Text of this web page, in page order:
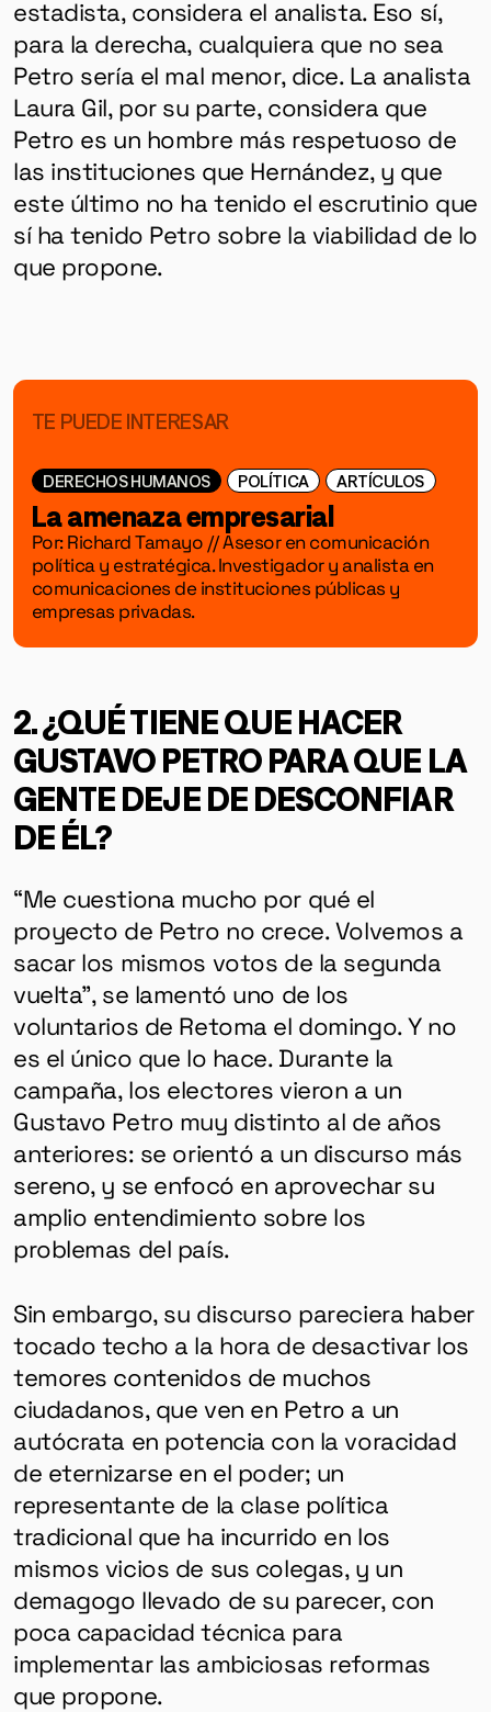
estadista, considera el analista. Eso sí,
para la derecha, cualquiera que no sea
Petro sería el mal menor, dice. La analista
Laura Gil, por su parte, considera que
Petro es un hombre más respetuoso de
las instituciones que Hernández, y que
este último no ha tenido el escrutinio que
sí ha tenido Petro sobre la viabilidad de lo
que propone.
TE PUEDE INTERESAR
DERECHOS HUMANOS POLÍTICA ARTÍCULOS
La amenaza empresarial
Por: Richard Tamayo // Asesor en comunicación
política y estratégica. Investigador y analista en
comunicaciones de instituciones públicas y
empresas privadas.
2. ¿QUÉ TIENE QUE HACER
GUSTAVO PETRO PARA QUE LA
GENTE DEJE DE DESCONFIAR
DE ÉL?
“Me cuestiona mucho por qué el
proyecto de Petro no crece. Volvemos a
sacar los mismos votos de la segunda
vuelta”, se lamentó uno de los
voluntarios de Retoma el domingo. Y no
es el único que lo hace. Durante la
campaña, los electores vieron a un
Gustavo Petro muy distinto al de años
anteriores: se orientó a un discurso más
sereno, y se enfocó en aprovechar su
amplio entendimiento sobre los
problemas del país.
Sin embargo, su discurso pareciera haber
tocado techo a la hora de desactivar los
temores contenidos de muchos
ciudadanos, que ven en Petro a un
autócrata en potencia con la voracidad
de eternizarse en el poder; un
representante de la clase política
tradicional que ha incurrido en los
mismos vicios de sus colegas, y un
demagogo llevado de su parecer, con
poca capacidad técnica para
implementar las ambiciosas reformas
que propone.